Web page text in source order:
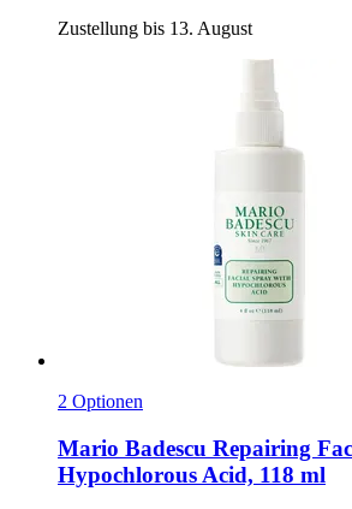
Zustellung bis 13. August
2 Optionen
Mario Badescu Repairing
Hypochlorous Acid, 118 ml